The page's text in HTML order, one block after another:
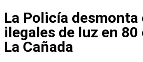
La Policía
ilegales de luz en 80
La Cañada